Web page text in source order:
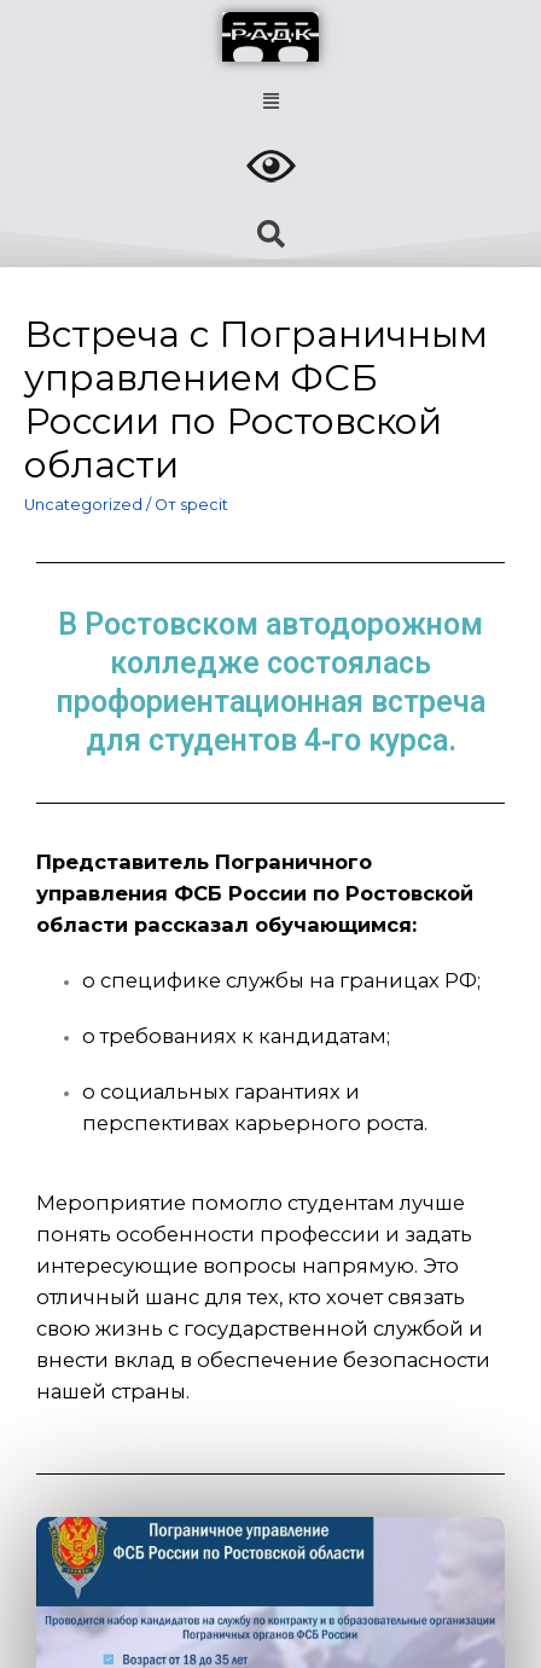
Встреча с Пограничным
управлением ФСБ
России по Ростовской
области
Uncategorized / От specit
В Ростовском автодорожном
колледже состоялась
профориентационная встреча
для студентов 4‑го курса.
Представитель Пограничного
управления ФСБ России по Ростовской
области рассказал обучающимся:
о специфике службы на границах РФ;
о требованиях к кандидатам;
о социальных гарантиях и
перспективах карьерного роста.
Мероприятие помогло студентам лучше
понять особенности профессии и задать
интересующие вопросы напрямую. Это
отличный шанс для тех, кто хочет связать
свою жизнь с государственной службой и
внести вклад в обеспечение безопасности
нашей страны.